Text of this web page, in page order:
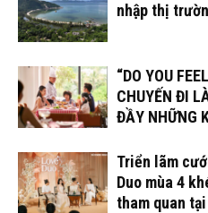
nhập thị
“DO YOU
CHUYẾN ĐI
ĐẦY NHỮNG
Triển lãm
Duo mùa 4
tham quan